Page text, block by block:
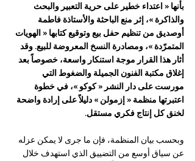
بأنها « اعتداء خطير على حرية التعبير والبحث
والذاكرة »، إثر منع الباحثة والأستاذة فاطمة
أوصديق من تنظيم حفل بيع وتوقيع كتابها « الهويات
المتمرّدة »، ومصادرة النسخ المعروضة للبيع. وقد
أثار هذا القرار موجة استنكار واسعة، خصوصاً بعد
إغلاق مكتبة الفنون الجميلة والضغوط التي
مورست على دار النشر « كوكو »، في خطوة
اعتبرتها منظمة « إزمولن » دليلاً على إرادة واضحة
لخنق كل إنتاج فكري مستقل.
وبحسب بيان المنظمة، فإن ما جرى لا يمكن عزله
عن سياق أوسع من التضييق الذي استهدف خلال